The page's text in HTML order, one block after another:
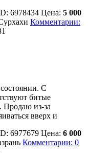
6978434 Цена: 5 000
Комментарии:
С
битые
Продаю из-за
вверх и
6977679 Цена: 6 000
Комментарии: 0